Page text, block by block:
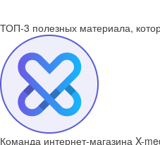
ТОП-3 полезных материала,
Команда интернет-магазина X-